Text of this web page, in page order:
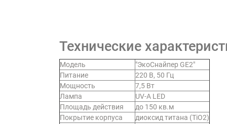
Технические
Модель
"ЭкоСнайпер GE2"
Питание
220 В, 50 Гц
Мощность
7,5 Вт
Лампа
UV-A LED
Площадь действия
до 150 кв.м
Покрытие корпуса
диоксид титана (TiO2)